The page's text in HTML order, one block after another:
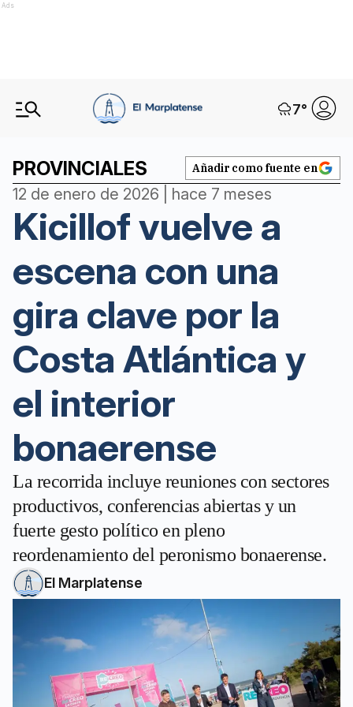
Ads
7°
PROVINCIALES Añadir como fuente en
12 de enero de 2026 | hace 7 meses
Kicillof vuelve a
escena con una
gira clave por la
Costa Atlántica y
el interior
bonaerense
La recorrida incluye reuniones con sectores
productivos, conferencias abiertas y un
fuerte gesto político en pleno
reordenamiento del peronismo bonaerense.
El Marplatense